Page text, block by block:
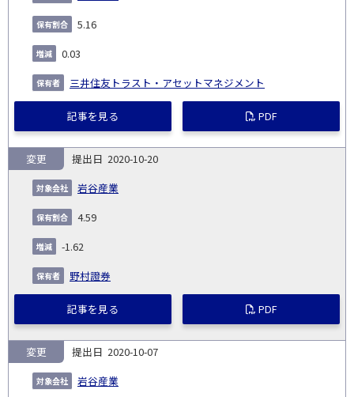
5.16
0.03
三井住友トラスト・アセットマネジメント
記事を見る PDF
2020-10-20
岩谷産業
変更
4.59
-1.62
野村證券
記事を見る PDF
2020-10-07
岩谷産業
変更